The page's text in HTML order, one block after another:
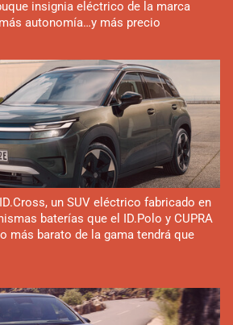
insignia eléctrico de la marca
autonomía…y más precio
un SUV eléctrico fabricado en
baterías que el ID.Polo y CUPRA
más barato de la gama tendrá que